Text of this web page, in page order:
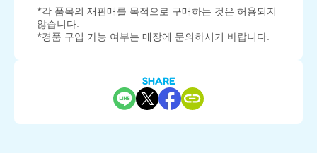
*각 품목의 재판매를 목적으로 구매하는 것은 허용되지
않습니다.
SHARE